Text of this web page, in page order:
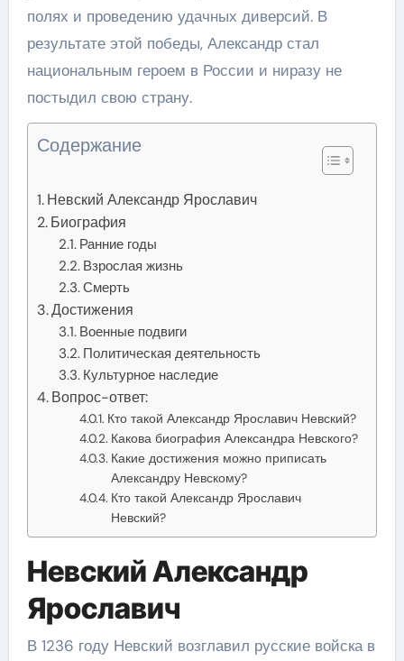
полях и проведению удачных диверсий. В
результате этой победы, Александр стал
национальным героем в России и ниразу не
постыдил свою страну.
Содержание
Невский Александр Ярославич
Биография
Ранние годы
Взрослая жизнь
Смерть
Достижения
Военные подвиги
Политическая деятельность
Культурное наследие
Вопрос-ответ:
Кто такой Александр Ярославич Невский?
Какова биография Александра Невского?
Какие достижения можно приписать
Александру Невскому?
Кто такой Александр Ярославич
Невский?
Невский Александр
Ярославич
В 1236 году Невский возглавил русские войска в